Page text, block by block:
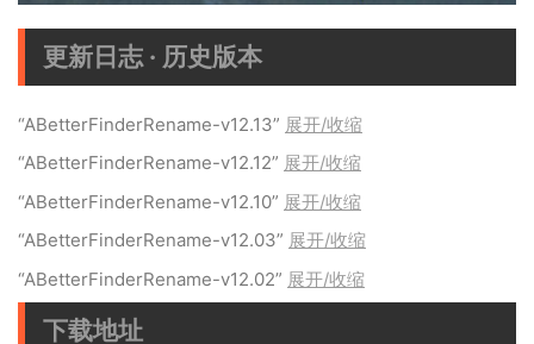
更新日志 · 历史版本
“ABetterFinderRename-v12.13” 展开/收缩
“ABetterFinderRename-v12.12” 展开/收缩
“ABetterFinderRename-v12.10” 展开/收缩
“ABetterFinderRename-v12.03” 展开/收缩
“ABetterFinderRename-v12.02” 展开/收缩
下载地址